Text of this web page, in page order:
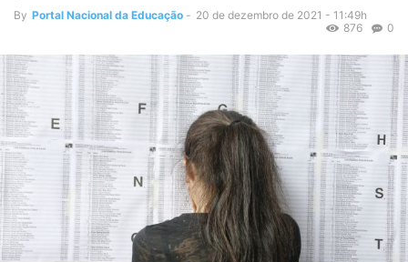
By Portal Nacional da Educação - 20 de dezembro de 2021 - 11:49h
0
876